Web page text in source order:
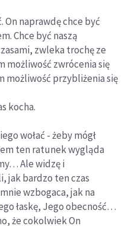
On naprawdę chce być
Chce być naszą
zwleka trochę ze
możliwość zwrócenia się
możliwość przybliżenia się
kocha.
wołać - żeby mógł
ten ratunek wygląda
Ale widzę i
jak bardzo ten czas
wzbogaca, jak na
łaskę, Jego obecność…
że cokolwiek On